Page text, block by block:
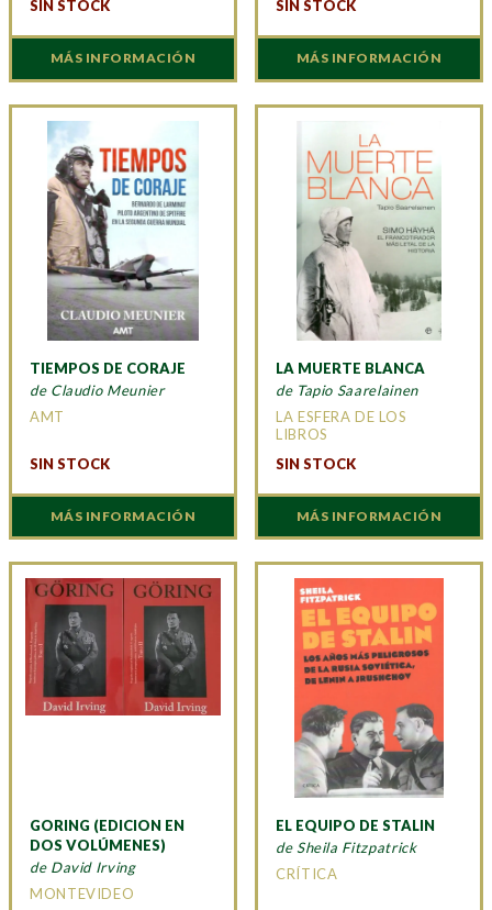
SIN STOCK
MÁS INFORMACIÓN
SIN STOCK
MÁS INFORMACIÓN
TIEMPOS DE CORAJE
de Claudio Meunier
AMT
SIN STOCK
MÁS INFORMACIÓN
LA MUERTE BLANCA
de Tapio Saarelainen
LA ESFERA DE LOS
LIBROS
SIN STOCK
MÁS INFORMACIÓN
GORING (EDICION EN
DOS VOLÚMENES)
de David Irving
MONTEVIDEO
EL EQUIPO DE STALIN
de Sheila Fitzpatrick
CRÍTICA